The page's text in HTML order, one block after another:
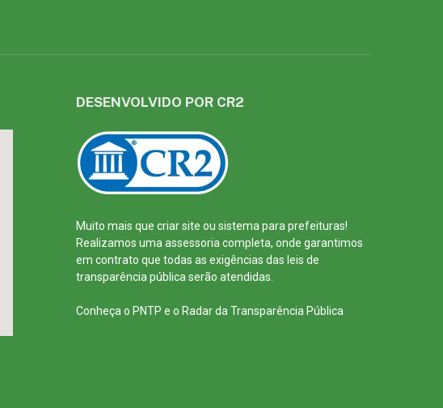
DESENVOLVIDO POR CR2
Muito mais que criar site ou sistema para prefeituras!
Realizamos uma assessoria completa, onde garantimos
em contrato que todas as exigências das leis de
transparência pública serão atendidas.
Conheça o PNTP e o Radar da Transparência Pública